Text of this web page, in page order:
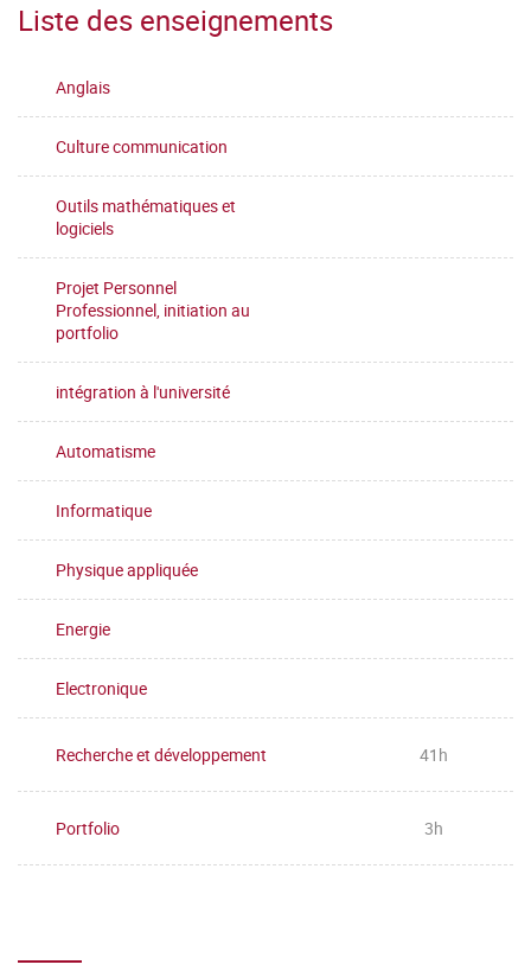
Liste des enseignements
Anglais
Culture communication
Outils mathématiques et
logiciels
Projet Personnel
Professionnel, initiation au
portfolio
intégration à l'université
Automatisme
Informatique
Physique appliquée
Energie
Electronique
Recherche et développement 41h
Portfolio 3h